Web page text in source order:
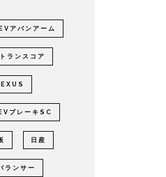
アバンアーム
ランスコア
ブレーキSC
日産
ランサー